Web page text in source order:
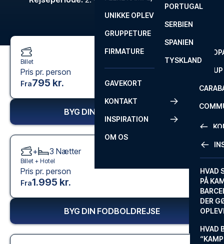
FA CUP
ROM
SEVILLA
PORTUGAL
SERBIEN
SPANIEN
TYSKLAND
UNIKKE OPLEVELSER
GRUPPETURE
FIRMATURE
GAVEKORT
KONTAKT
FAQ
INSPIRATION
HVAD
PÅ
DER
HVAD
OM OS
Billet
Pris pr. person
Fra795 kr.
BYG DIN FODBOLDREJSE
+ 3 Nætter
Billet + Hotel
Pris pr. person
Fra1.995 kr.
BYG DIN FODBOLDREJSE